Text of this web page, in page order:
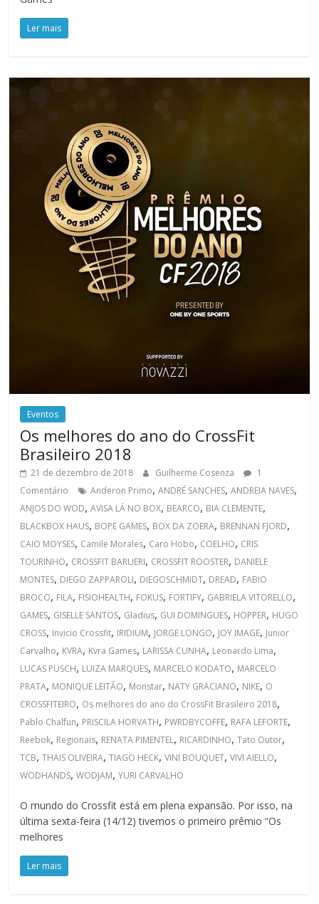
Ler mais
Eventos
Os melhores do ano do CrossFit
Brasileiro 2018
21 de dezembro de 2018 Guilherme Cosenza
1
Comentário
Anderon Primo,ANDRÉ SANCHES,ANDREIA NAVES,
ANJOS DO WOD,AVISA LÁ NO BOX, BEARCO, BIA CLEMENTE,
BLACKBOX HAUS, BOPE GAMES, BOX DA ZOERA, BRENNAN FJORD,
CAIO MOYSES, Camile Morales, Caro Hobo, COELHO, CRIS
TOURINHO, CROSSFIT BARUERI, CROSSFIT ROOSTER, DANIELE
MONTES, DIEGO ZAPPAROLI, DIEGOSCHMIDT, DREAD, FABIO
BROCO, FILA, FISIOHEALTH, FOKUS, FORTIFY, GABRIELA VITORELLO,
GAMES, GISELLE SANTOS, Gladius, GUI DOMINGUES, HOPPER, HUGO
CROSS, Invicio Crossfit, IRIDIUM, JORGE LONGO, JOY IMAGE, Junior
Carvalho, KVRA, Kvra Games, LARISSA CUNHA, Leonardo Lima,
LUCAS PUSCH, LUIZA MARQUES, MARCELO KODATO, MARCELO
PRATA, MONIQUE LEITÃO, Monstar, NATY GRACIANO, NIKE, O
CROSSFITEIRO, Os melhores do ano do CrossFit Brasileiro 2018,
Pablo Chalfun, PRISCILA HORVATH, PWRDBYCOFFE, RAFA LEFORTE,
Reebok, Regionais, RENATA PIMENTEL, RICARDINHO,Tato Outor,
TCB,THAIS OLIVEIRA,TIAGO HECK,VINI BOUQUET,VIVI AIELLO,
WODHANDS,WODJAM,YURI CARVALHO
O mundo do Crossfit está em plena expansão. Por isso, na
última sexta-feira (14/12) tivemos o primeiro prêmio “Os
melhores
Ler mais